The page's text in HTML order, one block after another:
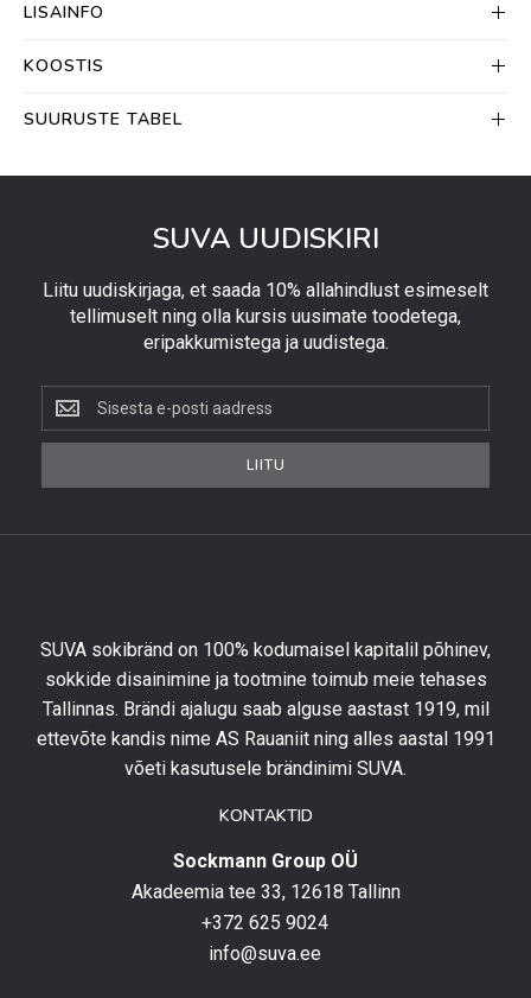
LISAINFO
KOOSTIS
SUURUSTE TABEL
SUVA UUDISKIRI
Liitu uudiskirjaga, et saada 10% allahindlust esimeselt
tellimuselt ning olla kursis uusimate toodetega,
eripakkumistega ja uudistega.
Liitu
uudiskirjaga,
et
kursis
uusimate
toodetega,
eripakkumistega
LIITU
SUVA sokibränd on 100% kodumaisel kapitalil põhinev,
sokkide disainimine ja tootmine toimub meie tehases
Tallinnas. Brändi ajalugu saab alguse aastast 1919, mil
ettevõte kandis nime AS Rauaniit ning alles aastal 1991
võeti kasutusele brändinimi SUVA.
KONTAKTID
Sockmann Group OÜ
Akadeemia tee 33, 12618 Tallinn
+372 625 9024
info@suva.ee